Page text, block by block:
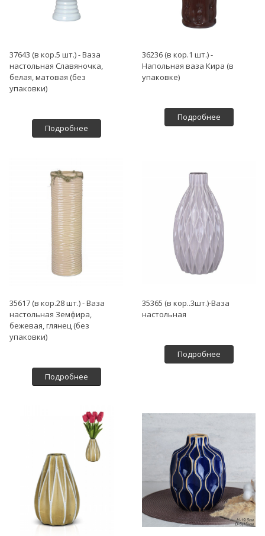
37643 (в кор.5 шт.) - Ваза
настольная Славяночка,
белая, матовая (без
упаковки)
Подробнее
36236 (в кор.1 шт.) -
Напольная ваза Кира (в
упаковке)
Подробнее
35617 (в кор.28 шт.) - Ваза
настольная Земфира,
бежевая, глянец (без
упаковки)
Подробнее
35365 (в кор..3шт.)-Ваза
настольная
Подробнее